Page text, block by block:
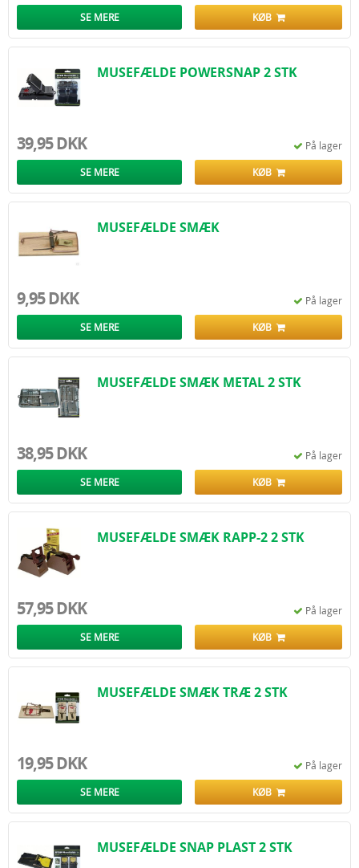
SE MERE KØB
MUSEFÆLDE POWERSNAP 2 STK
39,95 DKK På lager
SE MERE KØB
MUSEFÆLDE SMÆK
9,95 DKK På lager
SE MERE KØB
MUSEFÆLDE SMÆK METAL 2 STK
38,95 DKK På lager
SE MERE KØB
MUSEFÆLDE SMÆK RAPP-2 2 STK
57,95 DKK På lager
SE MERE KØB
MUSEFÆLDE SMÆK TRÆ 2 STK
19,95 DKK På lager
SE MERE KØB
MUSEFÆLDE SNAP PLAST 2 STK